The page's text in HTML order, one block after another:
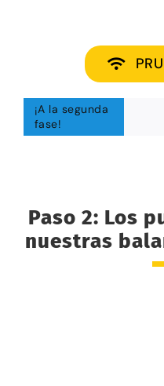
¡A la segunda
fase!
Paso 2: Los
nuestras